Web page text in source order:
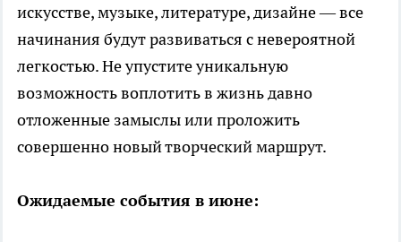
искусстве, музыке, литературе, дизайне — все
начинания будут развиваться с невероятной
легкостью. Не упустите уникальную
возможность воплотить в жизнь давно
отложенные замыслы или проложить
совершенно новый творческий маршрут.
Ожидаемые события в июне: